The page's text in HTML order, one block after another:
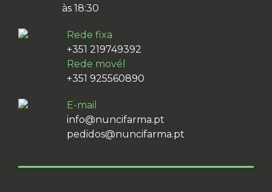
às 18:30
Rede fixa
+351 219749392
Rede movél
+351 925560890
E-mail
info@nuncifarma.pt
pedidos@nuncifarma.pt